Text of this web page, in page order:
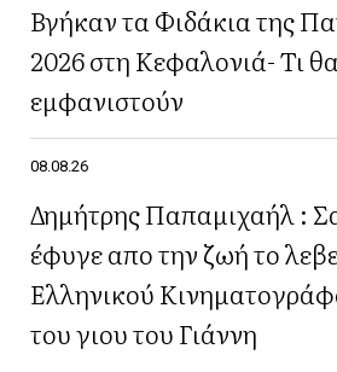
Βγήκαν τα Φιδάκια της
2026 στη Κεφαλονιά- Τι θα
εμφανιστούν
08.08.26
Δημήτρης Παπαμιχαήλ :
έφυγε απο την ζωή το
Ελληνικού
του γιου του Γιάννη